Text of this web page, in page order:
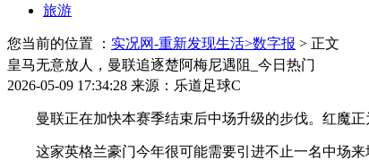
旅游
您当前的位置 ： 实况网-重新发现生活>数字报 > 正文
皇马无意放人，曼联追逐楚阿梅尼遇阻_今日热门
2026-05-09 17:34:28 来源：乐道足球C
曼联正在加快本赛季结束后中场升级的步伐。红魔
这家英格兰豪门今年很可能需要引进不止一名中场